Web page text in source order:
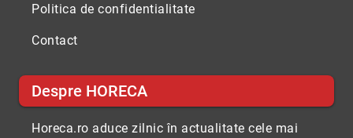
Politica de confidentialitate
Contact
Despre HORECA
Horeca.ro aduce zilnic în actualitate cele mai